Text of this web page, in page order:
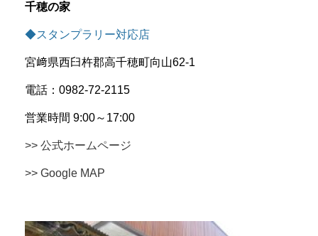
千穂の家
◆スタンプラリー対応店
宮﨑県西臼杵郡高千穂町向山62-1
電話：0982-72-2115
営業時間 9:00～17:00
>> 公式ホームページ
>> Google MAP